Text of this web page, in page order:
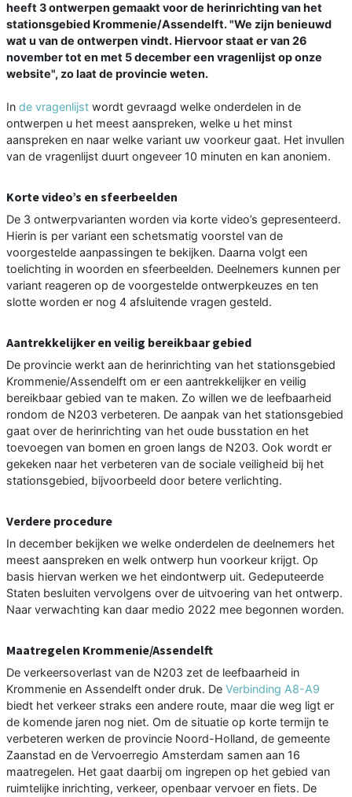
heeft 3 ontwerpen gemaakt voor de herinrichting van het
stationsgebied Krommenie/Assendelft. "We zijn benieuwd
wat u van de ontwerpen vindt. Hiervoor staat er van 26
november tot en met 5 december een vragenlijst op onze
website", zo laat de provincie weten.
In de vragenlijst wordt gevraagd welke onderdelen in de
ontwerpen u het meest aanspreken, welke u het minst
aanspreken en naar welke variant uw voorkeur gaat. Het invullen
van de vragenlijst duurt ongeveer 10 minuten en kan anoniem.
Korte video’s en sfeerbeelden
De 3 ontwerpvarianten worden via korte video’s gepresenteerd.
Hierin is per variant een schetsmatig voorstel van de
voorgestelde aanpassingen te bekijken. Daarna volgt een
toelichting in woorden en sfeerbeelden. Deelnemers kunnen per
variant reageren op de voorgestelde ontwerpkeuzes en ten
slotte worden er nog 4 afsluitende vragen gesteld.
Aantrekkelijker en veilig bereikbaar gebied
De provincie werkt aan de herinrichting van het stationsgebied
Krommenie/Assendelft om er een aantrekkelijker en veilig
bereikbaar gebied van te maken. Zo willen we de leefbaarheid
rondom de N203 verbeteren. De aanpak van het stationsgebied
gaat over de herinrichting van het oude busstation en het
toevoegen van bomen en groen langs de N203. Ook wordt er
gekeken naar het verbeteren van de sociale veiligheid bij het
stationsgebied, bijvoorbeeld door betere verlichting.
Verdere procedure
In december bekijken we welke onderdelen de deelnemers het
meest aanspreken en welk ontwerp hun voorkeur krijgt. Op
basis hiervan werken we het eindontwerp uit. Gedeputeerde
Staten besluiten vervolgens over de uitvoering van het ontwerp.
Naar verwachting kan daar medio 2022 mee begonnen worden.
Maatregelen Krommenie/Assendelft
De verkeersoverlast van de N203 zet de leefbaarheid in
Krommenie en Assendelft onder druk. De Verbinding A8-A9
biedt het verkeer straks een andere route, maar die weg ligt er
de komende jaren nog niet. Om de situatie op korte termijn te
verbeteren werken de provincie Noord-Holland, de gemeente
Zaanstad en de Vervoerregio Amsterdam samen aan 16
maatregelen. Het gaat daarbij om ingrepen op het gebied van
ruimtelijke inrichting, verkeer, openbaar vervoer en fiets. De